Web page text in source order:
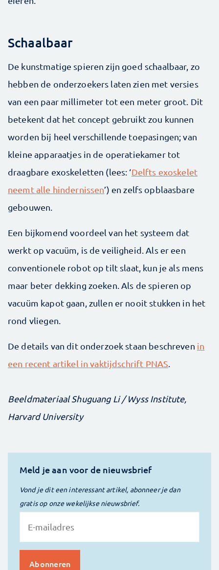
Schaalbaar
De kunstmatige spieren zijn goed schaalbaar, zo
hebben de onderzoekers laten zien met versies
van een paar millimeter tot een meter groot. Dit
betekent dat het concept gebruikt zou kunnen
worden bij heel verschillende toepasingen; van
kleine apparaatjes in de operatiekamer tot
draagbare exoskeletten (lees: ‘Delfts exoskelet
neemt alle hindernissen’) en zelfs opblaasbare
gebouwen.
Een bijkomend voordeel van het systeem dat
werkt op vacuüm, is de veiligheid. Als er een
conventionele robot op tilt slaat, kun je als mens
maar beter dekking zoeken. Als de spieren op
vacuüm kapot gaan, zullen er nooit stukken in het
rond vliegen.
De details van dit onderzoek staan beschreven in
een recent artikel in vaktijdschrift PNAS
Beeldmateriaal Shuguang Li / Wyss Institute,
Harvard University
Meld je aan voor de nieuwsbrief
Vond je dit een interessant artikel, abonneer je dan
gratis op onze wekelijkse nieuwsbrief.